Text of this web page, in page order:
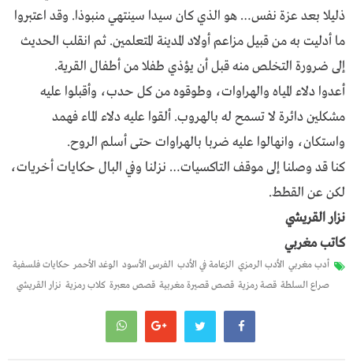
ذليلا بعد عزة نفس… هو الذي كان سيدا سينتهي منبوذا. وقد اعتبروا
ما أدليت به من قبيل مزاعم أولاد المدينة المتعلمين. ثم انقلب الحديث
إلى ضرورة التخلص منه قبل أن يؤذي طفلا من أطفال القرية.
أعدوا دلاء المياه والهراوات، وطوقوه من كل حدب، وأقبلوا عليه
مشكلين دائرة لا تسمح له بالهروب. ألقوا عليه دلاء الماء فهمد
واستكان، وانهالوا عليه ضربا بالهراوات حتى أسلم الروح.
كنا قد وصلنا إلى موقف التاكسيات… نزلنا وفي البال حكايات أخريات،
لكن عن القطط.
نزار القريشي
كاتب مغربي
أدب مغربي الأدب الرمزي الزعامة في الأدب الفرس الأسود الوغد الأحمر حكايات فلسفية
صراع السلطة قصة رمزية قصص قصيرة مغربية قصص معبرة كلاب رمزية نزار القريشي